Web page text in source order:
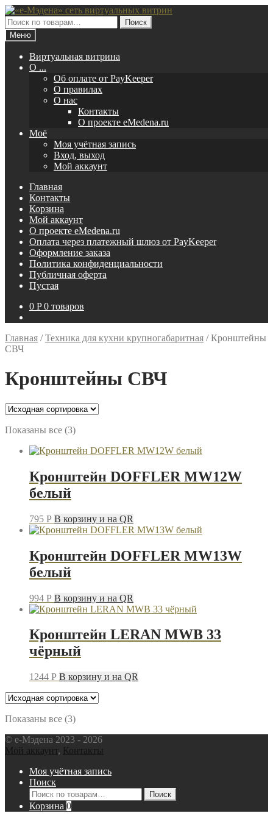
Перейти
к
навигации
Перейти
к
содержимому
Искать:
Поиск
Меню
Виртуальная витрина
O ...
Об оплате от PayKeeper
О правилах
О нас
Контакты
О проекте eMedena.ru
Моё
Моя учётная запись
Вход, выход
Мой аккаунт
Главная
Контакты
Корзина
Мой аккаунт
О проекте eMedena.ru
Оплата через платежный шлюз от PayKeeper
Оформление заказа
Политика конфиденциальности
Публичная оферта
Пустая
0 P 0 товаров
Главная /Техника для кухни крупногабаритная /Кронштейны
СВЧ
Кронштейны СВЧ
Показаны все (3)
Кронштейн DOFFLER MW12W
белый
795 P В корзину и на QR
Кронштейн DOFFLER MW13W
белый
994 P В корзину и на QR
Кронштейн LERAN MWB 33
чёрный
1244 P В корзину и на QR
Показаны все (3)
© e-Мэдена 2023 - 2026
Мой аккаунт, Контакты
Моя учётная запись
Поиск
Искать:
Поиск
Корзина 0